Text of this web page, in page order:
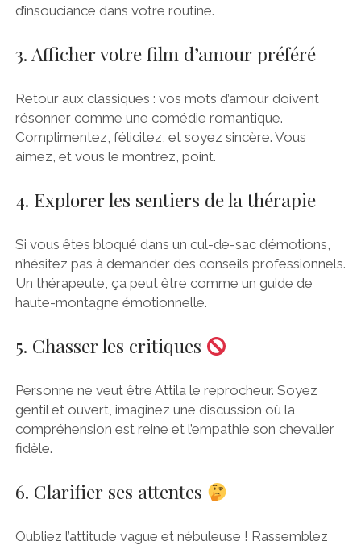
d’insouciance dans votre routine.
3. Afficher votre film d’amour préféré
Retour aux classiques : vos mots d’amour doivent
résonner comme une comédie romantique.
Complimentez, félicitez, et soyez sincère. Vous
aimez, et vous le montrez, point.
4. Explorer les sentiers de la thérapie
Si vous êtes bloqué dans un cul-de-sac d’émotions,
n’hésitez pas à demander des conseils professionnels.
Un thérapeute, ça peut être comme un guide de
haute-montagne émotionnelle.
5. Chasser les critiques
Personne ne veut être Attila le reprocheur. Soyez
gentil et ouvert, imaginez une discussion où la
compréhension est reine et l’empathie son chevalier
fidèle.
6. Clarifier ses attentes
Oubliez l’attitude vague et nébuleuse ! Rassemblez